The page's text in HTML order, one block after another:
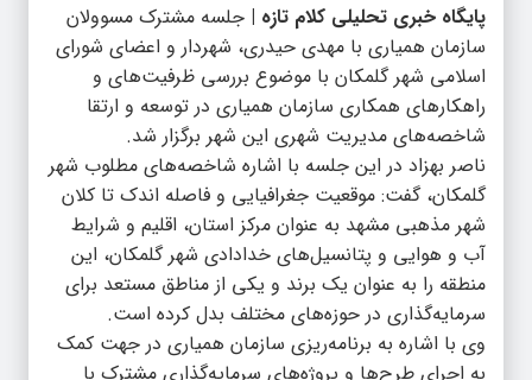
پایگاه خبری تحلیلی کلام تازه | جلسه مشترک مسوولان
سازمان همیاری با مهدی حیدری، شهردار و اعضای شورای
اسلامی شهر گلمکان با موضوع بررسی ظرفیت‌های و
راهکارهای همکاری سازمان همیاری در توسعه و ارتقا
شاخصه‌های مدیریت شهری این شهر برگزار شد.
ناصر بهزاد در این جلسه با اشاره شاخصه‌های مطلوب شهر
گلمکان، گفت: موقعیت جغرافیایی و فاصله اندک تا کلان
شهر مذهبی مشهد به عنوان مرکز استان، اقلیم و شرایط
آب و هوایی و پتانسیل‌های خدادادی شهر گلمکان، این
منطقه را به عنوان یک برند و یکی از مناطق مستعد برای
سرمایه‌گذاری در حوزه‌های مختلف بدل کرده است.
وی با اشاره به برنامه‌ریزی سازمان همیاری در جهت کمک
به اجرای طرح‌ها و پروژه‌های سرمایه‌گذاری مشترک با